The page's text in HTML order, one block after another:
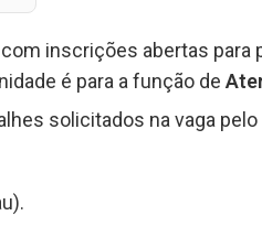
inscrições abertas para
é para a função de
solicitados na vaga pelo